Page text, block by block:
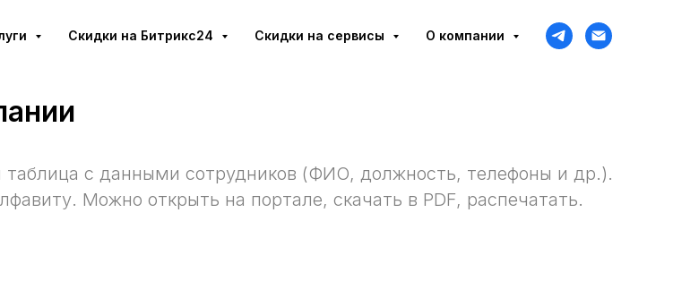
Cкидки на Битрикс24 Скидки на сервисы О компании
таблица с данными сотрудников (ФИО, должность, телефоны и др.).
Можно открыть на портале, скачать в PDF, распечатать.